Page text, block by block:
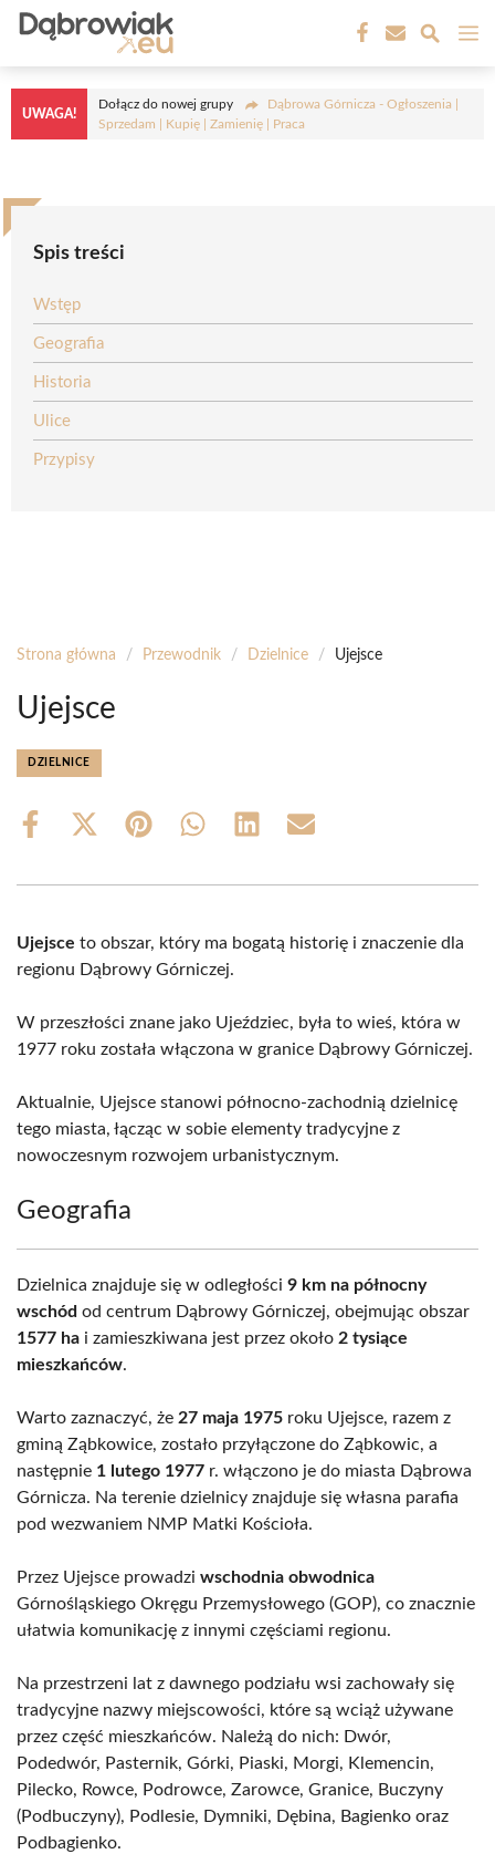
Przejdź
treści
UWAGA!
Dołącz do nowej grupy
Dąbrowa Górnicza - Ogłoszenia |
Sprzedam | Kupię | Zamienię | Praca
Spis treści
Wstęp
Geografia
Historia
Ulice
Przypisy
Strona główna / Przewodnik / Dzielnice / Ujejsce
Ujejsce
DZIELNICE
Share
Share
(Twitter)
Share Share Share Share
Ujejsce to obszar, który ma bogatą historię i znaczenie dla
regionu Dąbrowy Górniczej.
W przeszłości znane jako Ujeździec, była to wieś, która w
1977 roku została włączona w granice Dąbrowy Górniczej.
Aktualnie, Ujejsce stanowi północno-zachodnią dzielnicę
tego miasta, łącząc w sobie elementy tradycyjne z
nowoczesnym rozwojem urbanistycznym.
Geografia
Dzielnica znajduje się w odległości 9 km na północny
wschód od centrum Dąbrowy Górniczej, obejmując obszar
1577 ha i zamieszkiwana jest przez około 2 tysiące
mieszkańców.
Warto zaznaczyć, że 27 maja 1975 roku Ujejsce, razem z
gminą Ząbkowice, zostało przyłączone do Ząbkowic, a
następnie 1 lutego 1977 r. włączono je do miasta Dąbrowa
Górnicza. Na terenie dzielnicy znajduje się własna parafia
pod wezwaniem NMP Matki Kościoła.
Przez Ujejsce prowadzi wschodnia obwodnica
Górnośląskiego Okręgu Przemysłowego (GOP), co znacznie
ułatwia komunikację z innymi częściami regionu.
Na przestrzeni lat z dawnego podziału wsi zachowały się
tradycyjne nazwy miejscowości, które są wciąż używane
przez część mieszkańców. Należą do nich: Dwór,
Podedwór, Pasternik, Górki, Piaski, Morgi, Klemencin,
Pilecko, Rowce, Podrowce, Zarowce, Granice, Buczyny
(Podbuczyny), Podlesie, Dymniki, Dębina, Bagienko oraz
Podbagienko.